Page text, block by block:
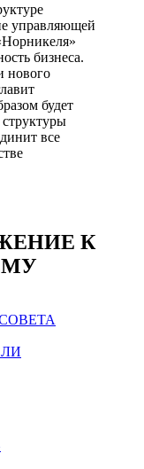
управляющей
бизнеса.
нового
будет
все
К